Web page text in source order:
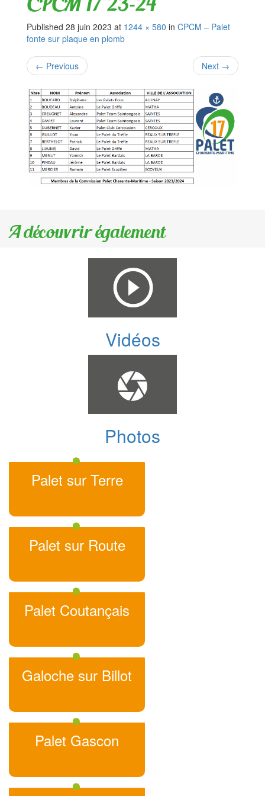
Published 28 juin 2023 at 1244 × 580 in CPCM – Palet
fonte sur plaque en plomb
← Previous Next →
A découvrir également
Vidéos
Photos
Palet sur Terre
Palet sur Route
Palet Coutançais
Galoche sur Billot
Palet Gascon